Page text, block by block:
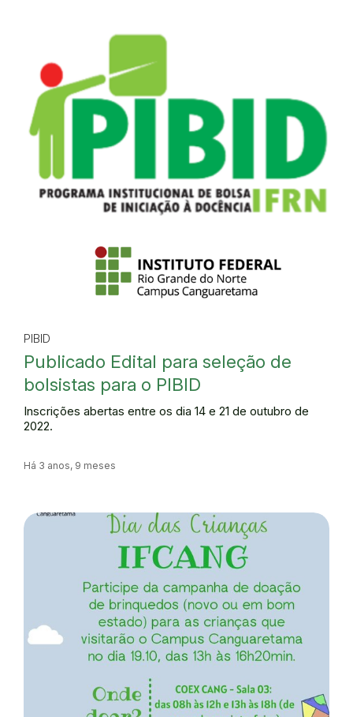
PIBID
Publicado Edital para seleção de
bolsistas para o PIBID
Inscrições abertas entre os dia 14 e 21 de outubro de
2022.
Há 3 anos, 9 meses